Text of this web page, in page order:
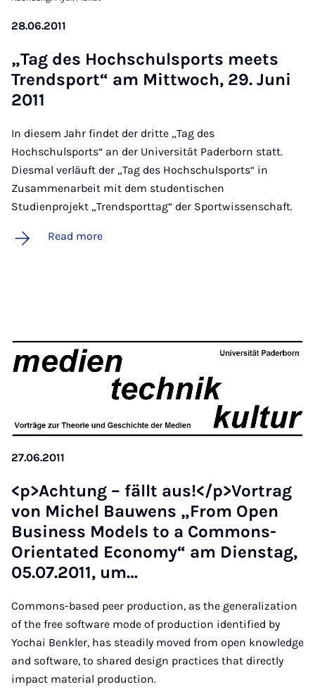
28.06.2011
„Tag des Hoch­schulsports meets
Trend­s­port“ am Mit­twoch, 29. Juni
2011
In diesem Jahr findet der dritte „Tag des
Hochschulsports“ an der Universität Paderborn statt.
Diesmal verläuft der „Tag des Hochschulsports“ in
Zusammenarbeit mit dem studentischen
Studienprojekt „Trendsporttag“ der Sportwissenschaft.
Read more
27.06.2011
<p>Achtung – fällt aus!</p>Vor­trag
von Michel Bauwens „From Open
Busi­ness Mod­els to a Com­mons-
Ori­ent­ated Eco­nomy“ am Di­en­stag,
05.07.2011, um…
Commons-based peer production, as the generalization
of the free software mode of production identified by
Yochai Benkler, has steadily moved from open knowledge
and software, to shared design practices that directly
impact material production.